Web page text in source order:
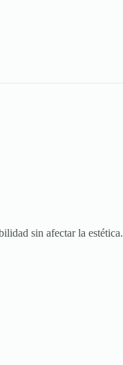
sin afectar la estética.